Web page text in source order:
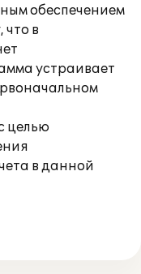
обеспечением
что в
устраивает
целью
в данной